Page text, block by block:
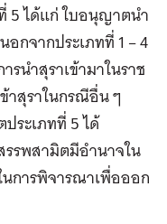
5 ได้แก่ ใบอนุญาตนำ
กจากประเภทที่ 1 – 4
นำสุราเข้ามาในราช
าสุราในกรณีอื่น ๆ
ระเภทที่ 5 ได้
รรพสามิตมีอำนาจใน
การพิจารณาเพื่อออก